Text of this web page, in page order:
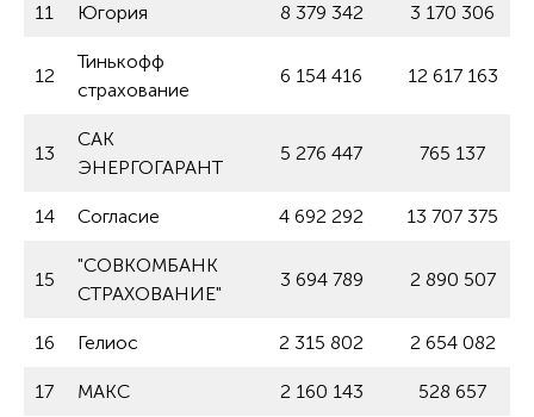
11 Югория 8 379 342 3 170 306
12
Тинькофф
страхование
6 154 416 12 617 163
13
САК
ЭНЕРГОГАРАНТ
5 276 447 765 137
14 Согласие 4 692 292 13 707 375
15
"СОВКОМБАНК
СТРАХОВАНИЕ"
3 694 789 2 890 507
16 Гелиос 2 315 802 2 654 082
17 МАКС 2 160 143 528 657